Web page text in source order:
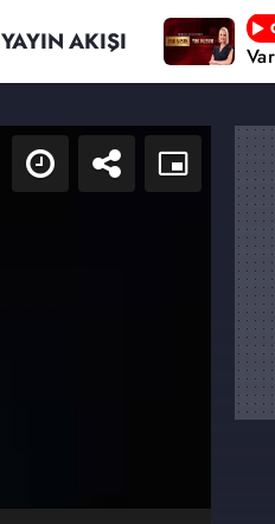
YAYIN AKIŞI